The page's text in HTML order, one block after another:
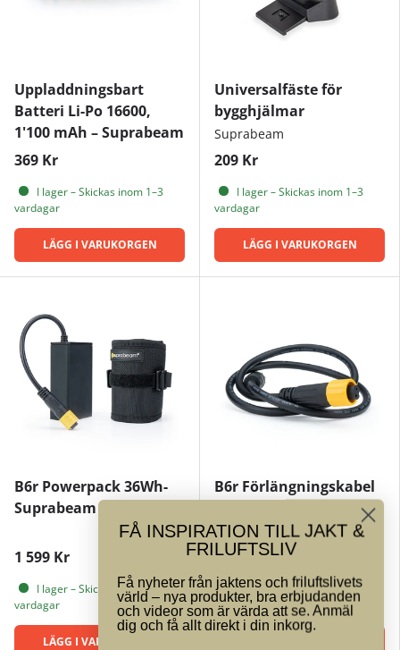
Uppladdningsbart
Batteri Li-Po 16600,
1'100 mAh – Suprabeam
369 Kr
I lager – Skickas inom 1–3
vardagar
LÄGG I VARUKORGEN
Universalfäste för
bygghjälmar
Suprabeam
209 Kr
I lager – Skickas inom 1–3
vardagar
LÄGG I VARUKORGEN
B6r Powerpack 36Wh-
Suprabeam
1 599 Kr
I lager – Skickas inom 1–3
vardagar
LÄGG I VARUKORGEN
B6r Förlängningskabel
299 Kr
I lager – Skickas inom 1–3
vardagar
FÅ INSPIRATION TILL JAKT &
FRILUFTSLIV
Få nyheter från jaktens och friluftslivets
värld – nya produkter, bra erbjudanden
och videor som är värda att se. Anmäl
dig och få allt direkt i din inkorg.